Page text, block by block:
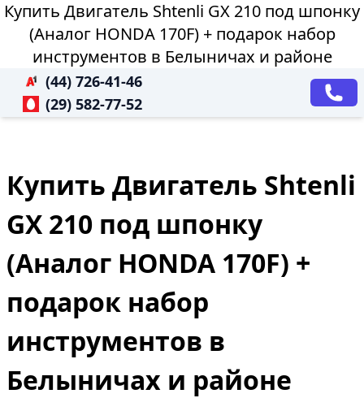
Купить Двигатель Shtenli GX 210 под шпонку
(Аналог HONDA 170F) + подарок набор
инструментов в Белыничах и районе
(44) 726-41-46
(29) 582-77-52
Купить Двигатель Shtenli
GX 210 под шпонку
(Аналог HONDA 170F) +
подарок набор
инструментов в
Белыничах и районе